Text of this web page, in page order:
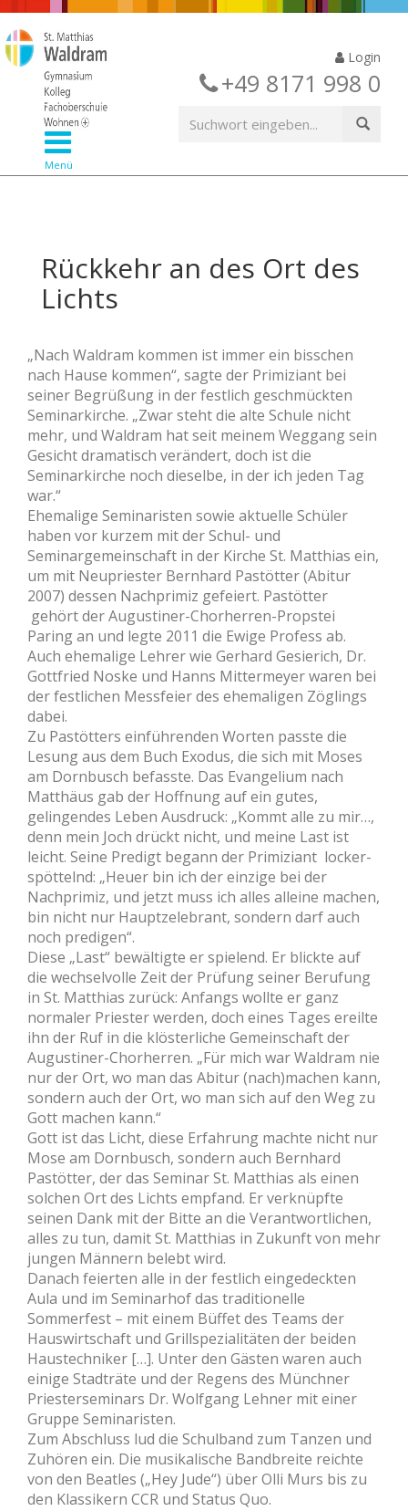
Login
+49 8171 998 0
Menü
Rückkehr an des Ort des
Lichts
„Nach Waldram kommen ist immer ein bisschen
nach Hause kommen“, sagte der Primiziant bei
seiner Begrüßung in der festlich geschmückten
Seminarkirche. „Zwar steht die alte Schule nicht
mehr, und Waldram hat seit meinem Weggang sein
Gesicht dramatisch verändert, doch ist die
Seminarkirche noch dieselbe, in der ich jeden Tag
war.“
Ehemalige Seminaristen sowie aktuelle Schüler
haben vor kurzem mit der Schul- und
Seminargemeinschaft in der Kirche St. Matthias ein,
um mit Neupriester Bernhard Pastötter (Abitur
2007) dessen Nachprimiz gefeiert. Pastötter
gehört der Augustiner-Chorherren-Propstei
Paring an und legte 2011 die Ewige Profess ab.
Auch ehemalige Lehrer wie Gerhard Gesierich, Dr.
Gottfried Noske und Hanns Mittermeyer waren bei
der festlichen Messfeier des ehemaligen Zöglings
dabei.
Zu Pastötters einführenden Worten passte die
Lesung aus dem Buch Exodus, die sich mit Moses
am Dornbusch befasste. Das Evangelium nach
Matthäus gab der Hoffnung auf ein gutes,
gelingendes Leben Ausdruck: „Kommt alle zu mir…,
denn mein Joch drückt nicht, und meine Last ist
leicht. Seine Predigt begann der Primiziant locker-
spöttelnd: „Heuer bin ich der einzige bei der
Nachprimiz, und jetzt muss ich alles alleine machen,
bin nicht nur Hauptzelebrant, sondern darf auch
noch predigen“.
Diese „Last“ bewältigte er spielend. Er blickte auf
die wechselvolle Zeit der Prüfung seiner Berufung
in St. Matthias zurück: Anfangs wollte er ganz
normaler Priester werden, doch eines Tages ereilte
ihn der Ruf in die klösterliche Gemeinschaft der
Augustiner-Chorherren. „Für mich war Waldram nie
nur der Ort, wo man das Abitur (nach)machen kann,
sondern auch der Ort, wo man sich auf den Weg zu
Gott machen kann.“
Gott ist das Licht, diese Erfahrung machte nicht nur
Mose am Dornbusch, sondern auch Bernhard
Pastötter, der das Seminar St. Matthias als einen
solchen Ort des Lichts empfand. Er verknüpfte
seinen Dank mit der Bitte an die Verantwortlichen,
alles zu tun, damit St. Matthias in Zukunft von mehr
jungen Männern belebt wird.
Danach feierten alle in der festlich eingedeckten
Aula und im Seminarhof das traditionelle
Sommerfest – mit einem Büffet des Teams der
Hauswirtschaft und Grillspezialitäten der beiden
Haustechniker […]. Unter den Gästen waren auch
einige Stadträte und der Regens des Münchner
Priesterseminars Dr. Wolfgang Lehner mit einer
Gruppe Seminaristen.
Zum Abschluss lud die Schulband zum Tanzen und
Zuhören ein. Die musikalische Bandbreite reichte
von den Beatles („Hey Jude“) über Olli Murs bis zu
den Klassikern CCR und Status Quo.